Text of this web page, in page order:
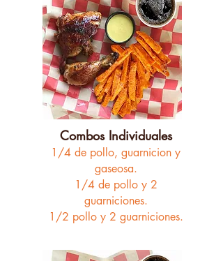
Combos Individuales
1/4 de pollo, guarnicion y
gaseosa.
1/4 de pollo y 2
guarniciones.
1/2 pollo y 2 guarniciones.